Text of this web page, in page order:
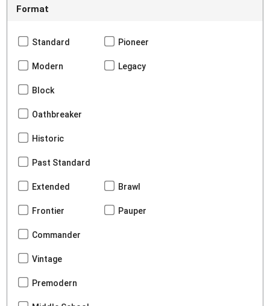
Format
Standard Pioneer
Modern Legacy
Block
Oathbreaker
Historic
Past Standard
Extended Brawl
Frontier Pauper
Commander
Vintage
Premodern